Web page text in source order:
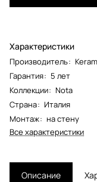
Характеристики
Производитель:
Гарантия: 5 лет
Коллекции: Nota
Страна: Италия
Монтаж: на стену
Все характеристики
Описание